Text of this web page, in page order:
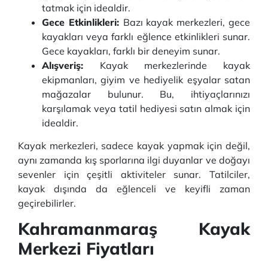
tatmak için idealdir.
Gece Etkinlikleri: Bazı kayak merkezleri, gece
kayakları veya farklı eğlence etkinlikleri sunar.
Gece kayakları, farklı bir deneyim sunar.
Alışveriş: Kayak merkezlerinde kayak
ekipmanları, giyim ve hediyelik eşyalar satan
mağazalar bulunur. Bu, ihtiyaçlarınızı
karşılamak veya tatil hediyesi satın almak için
idealdir.
Kayak merkezleri, sadece kayak yapmak için değil,
aynı zamanda kış sporlarına ilgi duyanlar ve doğayı
sevenler için çeşitli aktiviteler sunar. Tatilciler,
kayak dışında da eğlenceli ve keyifli zaman
geçirebilirler.
Kahramanmaraş Kayak
Merkezi Fiyatları